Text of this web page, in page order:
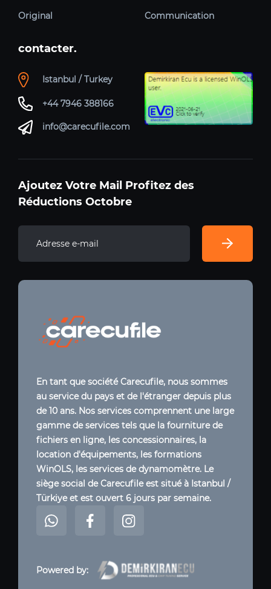
Original
Communication
contacter.
Istanbul / Turkey
+44 7946 388166
info@carecufile.com
Ajoutez Votre Mail Profitez des
Réductions Octobre
En tant que société Carecufile, nous sommes
au service du pays et de l'étranger depuis plus
de 10 ans. Nos services comprennent une large
gamme de services tels que la fourniture de
fichiers en ligne, les concessionnaires, la
location d'équipements, les formations
WinOLS, les services de dynamomètre. Le
siège social de Carecufile est situé à Istanbul /
Türkiye et est ouvert 6 jours par semaine.
Powered by: